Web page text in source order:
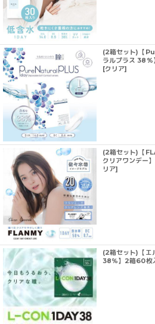
(2箱セット)【
ラルプラス 38%
[クリア]
(2箱セット)【
クリアワンデー
リア]
(2箱セット)【エ
38％】2箱60枚